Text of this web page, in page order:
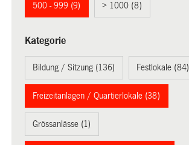
500 - 999 (9) > 1000 (8)
Kategorie
Bildung / Sitzung (136) Festlokale (84)
Freizeitanlagen / Quartierlokale (38)
Grössanlässe (1)